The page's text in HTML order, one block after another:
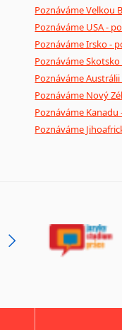
Poznáváme Velkou
Poznáváme USA -
Poznáváme Irsko -
Poznáváme
Poznáváme
Poznáváme Nový
Poznáváme Kanadu
Poznáváme